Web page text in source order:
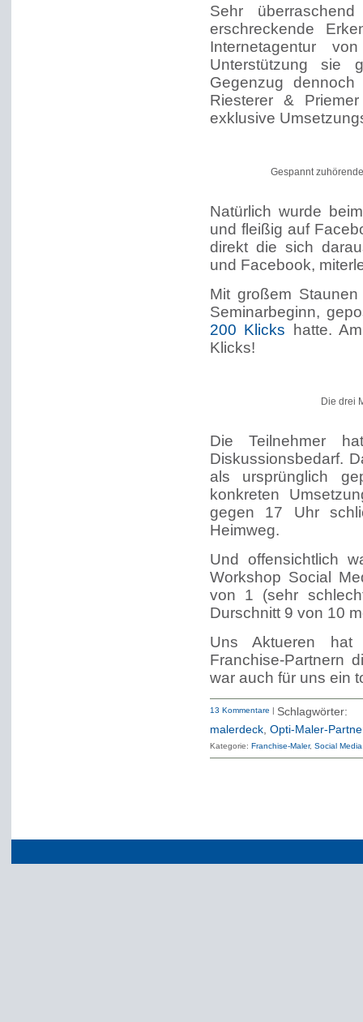
Sehr
erschreckende
Internetagentur
Unterstützung
Gegenzug
Riesterer &
exklusive
Gespannt
Natürlich wurde
und fleißig auf
direkt die sich
und Facebook,
Mit großem
Seminarbeginn,
200 Klicks hatte.
Klicks!
Die drei
Die Teilnehmer
Diskussionsbedarf.
als ursprünglich
konkreten
gegen 17 Uhr
Heimweg.
Und offensichtlich
Workshop Social
von 1 (sehr
Durschnitt 9 von 10
Uns Aktueren
Franchise-Partnern
war auch für uns ein
13 Kommentare | Schlagwörter:
malerdeck, Opti-Maler-
Kategorie: Franchise-Maler Social Media